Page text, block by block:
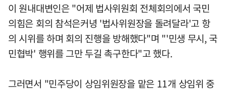
이 원내대변인은 "어제 법사위원회 전체회의에서 국민
의힘은 회의 참석은커녕 '법사위원장을 돌려달라'고 항
의 시위를 하며 회의 진행을 방해했다"며 "'민생 무시, 국
민협박' 행위를 그만 두길 촉구한다"고 했다.
그러면서 "민주당이 상임위원장을 맡은 11개 상임위 중